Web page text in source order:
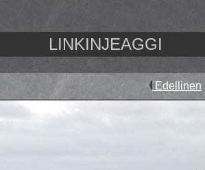
LINKINJEAGGI
Edellinen